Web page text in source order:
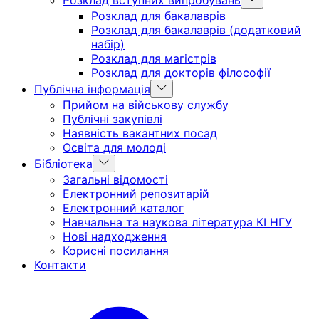
sub
Розклад для бакалаврів
Розклад для бакалаврів (додатковий
набір)
Розклад для магістрів
Розклад для докторів філософії
Публічна інформація
Show
sub
menu
Прийом на військову службу
Публічні закупівлі
Наявність вакантних посад
Освіта для молоді
Бібліотека
Show
sub
menu
Загальні відомості
Електронний репозитарій
Електронний каталог
Навчальна та наукова література КІ НГУ
Нові надходження
Корисні посилання
Контакти